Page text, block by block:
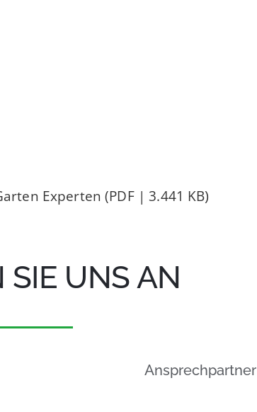
Experten (PDF | 3.441 KB)
SIE UNS AN
Ansprechpartner